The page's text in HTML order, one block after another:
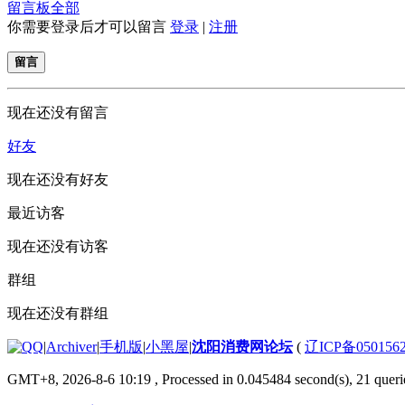
留言板全部
你需要登录后才可以留言 登录 | 注册
留言
现在还没有留言
好友
现在还没有好友
最近访客
现在还没有访客
群组
现在还没有群组
|Archiver|手机版|小黑屋|沈阳消费网论坛( 辽ICP备
GMT+8, 2026-8-6 10:19 , Processed in 0.045484 second(s), 21